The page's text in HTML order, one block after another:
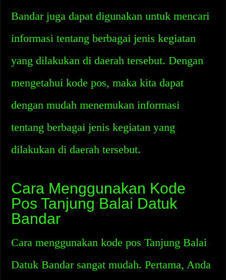
Bandar juga dapat digunakan untuk mencari
informasi tentang berbagai jenis kegiatan
yang dilakukan di daerah tersebut. Dengan
mengetahui kode pos, maka kita dapat
dengan mudah menemukan informasi
tentang berbagai jenis kegiatan yang
dilakukan di daerah tersebut.
Cara Menggunakan Kode
Pos Tanjung Balai Datuk
Bandar
Cara menggunakan kode pos Tanjung Balai
Datuk Bandar sangat mudah. Pertama, Anda